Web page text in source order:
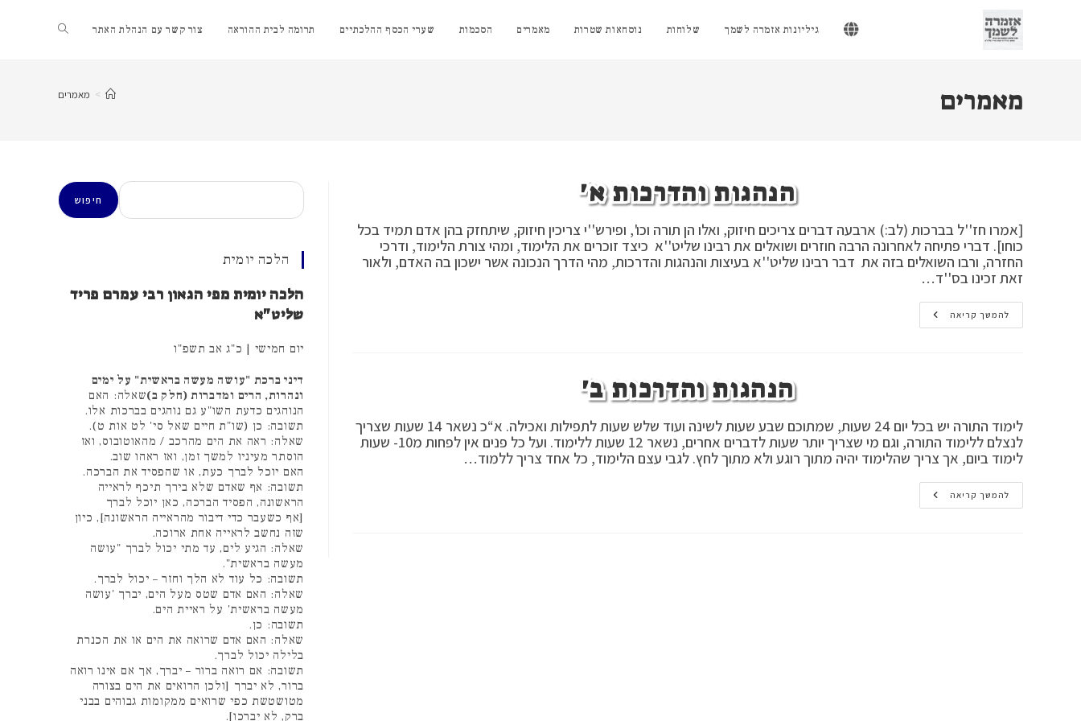
גיליונות אזמרה לשמך שלוחות נוסחאות שטרות מאמרים הסכמות שערי הכסף ההלכתיים תרומה לבית ההוראה צור קשר עם הנהלת האתר Toggle
website מאמרים > מאמרים
הנהגות והדרכות א'
[אמרו חז''ל בברכות (לב:) ארבעה דברים צריכים חיזוק, ואלו הן תורה וכו', ופירש''י צריכין חיזוק, שיתחזק בהן אדם תמיד בכל
כוחו]. דברי פתיחה לאחרונה הרבה חוזרים ושואלים את רבינו שליט''א כיצד זוכרים את הלימוד, ומהי צורת הלימוד, ודרכי
החזרה, ורבו השואלים בזה את דבר רבינו שליט''א בעיצות והנהגות והדרכות, מהי הדרך הנכונה אשר ישכון בה האדם, ולאור
זאת זכינו בס''ד…
להמשך קריאה הנהגות
והדרכות
הנהגות והדרכות ב'
לימוד התורה יש בכל יום 24 שעות, שמתוכם שבע שעות לשינה ועוד שלש שעות לתפילות ואכילה. א“כ נשאר 14 שעות שצריך
לנצלם ללימוד התורה, וגם מי שצריך יותר שעות לדברים אחרים, נשאר 12 שעות ללימוד. ועל כל פנים אין לפחות מ10- שעות
לימוד ביום, אך צריך שהלימוד יהיה מתוך רוגע ולא מתוך לחץ. לגבי עצם הלימוד, כל אחד צריך ללמוד…
להמשך קריאה הנהגות
והדרכות
חיפוש
חיפוש
הלכה יומית
הלכה יומית מפי הגאון רבי עמרם פריד
שליט"א
יום חמישי | כ"ג אב תשפ"ו
דיני ברכת "עושה מעשה בראשית" על ימים
ונהרות, הרים ומדברות (חלק ב)שאלה: האם
הנוהגים כדעת השו"ע גם נוהגים בברכות אלו.
תשובה: כן (שו"ת חיים שאל סי' לט אות ט).
שאלה: ראה את הים מהרכב / מהאוטובוס, ואז
הוסתר מעיניו למשך זמן, ואז ראהו שוב.
האם יוכל לברך כעת, או שהפסיד את הברכה.
תשובה: אף שאדם שלא בירך תיכף לראייה
הראשונה, הפסיד הברכה, כאן יוכל לברך
[אף כשעבר כדי דיבור מהראייה הראשונה], כיון
שזה נחשב לראייה אחת ארוכה.
שאלה: הגיע לים, עד מתי יכול לברך "עושה
מעשה בראשית".
תשובה: כל עוד לא הלך וחזר – יכול לברך.
שאלה: האם אדם שטס מעל הים, יברך 'עושה
מעשה בראשית' על ראיית הים.
תשובה: כן.
שאלה: האם אדם שרואה את הים או את הכנרת
בלילה יכול לברך.
תשובה: אם רואה ברור – יברך, אך אם אינו רואה
ברור, לא יברך [ולכן הרואים את הים בצורה
מטושטשת כפי שרואים ממקומות גבוהים בבני
ברק, לא יברכו].